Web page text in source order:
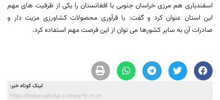
اسفندیاری هم مرزی خراسان جنوبی با افغانستان را یکی از ظرفیت های مهم
این استان عنوان کرد و گفت: با فرآوری محصولات کشاورزی مزیت دار و
صادرات آن به سایر کشورها می توان از این فرصت مهم استفاده کرد.
لینک کوتاه خبر:
https://khabarvahonar.ir/news/?p=13022